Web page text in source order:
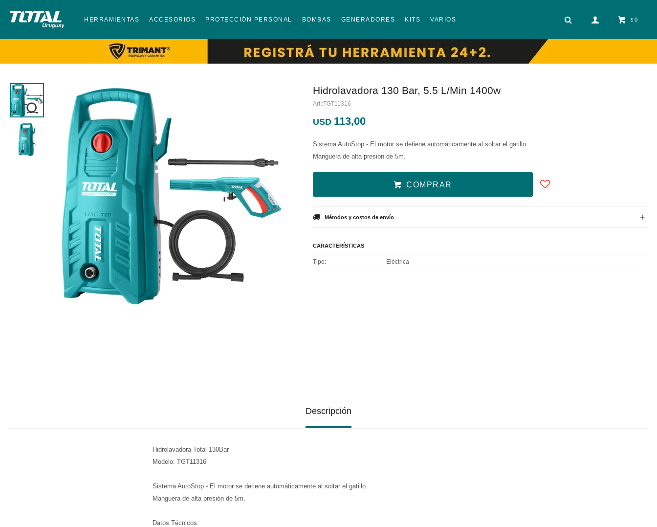
HERRAMIENTAS ACCESORIOS PROTECCIÓN PERSONAL BOMBAS GENERADORES KITS VARIOS $ 0
Hidrolavadora 130 Bar, 5.5 L/Min 1400w
TGT11316
USD 113,00
Sistema AutoStop - El motor se detiene automáticamente al soltar el gatillo.
Manguera de alta presión de 5m.
COMPRAR
Métodos y costos de envío
CARACTERÍSTICAS
Tipo Eléctrica
Descripción
Hidrolavadora Total 130Bar
Modelo: TGT11316
Sistema AutoStop - El motor se detiene automáticamente al soltar el gatillo.
Manguera de alta presión de 5m.
Datos Técnicos: